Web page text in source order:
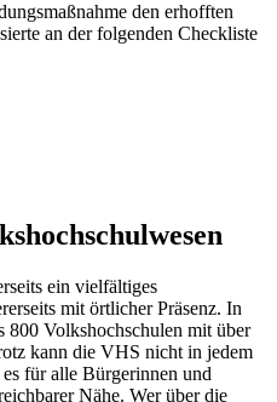
den erhofften
an der folgenden Checkliste
ein vielfältiges
mit örtlicher Präsenz. In
800 Volkshochschulen mit über
kann die VHS nicht in jedem
für alle Bürgerinnen und
Nähe. Wer über die